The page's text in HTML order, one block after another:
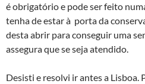
é obrigatório e pode ser feito
tenha de estar à porta da
desta abrir para conseguir uma
assegura que se seja atendido.
Desisti e resolvi ir antes a Lisboa.